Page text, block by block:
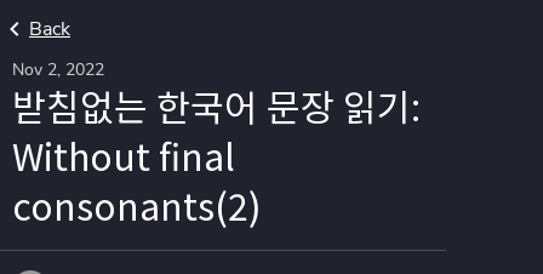
Back
Nov 2, 2022
받침없는 한국어 문장 읽기:
Without final
consonants(2)